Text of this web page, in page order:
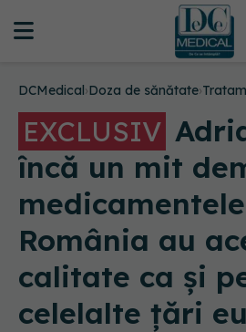
DCMedical›Doza de sănătate›
EXCLUSIV
încă un mit
România au
calitate ca și
celelalte țări